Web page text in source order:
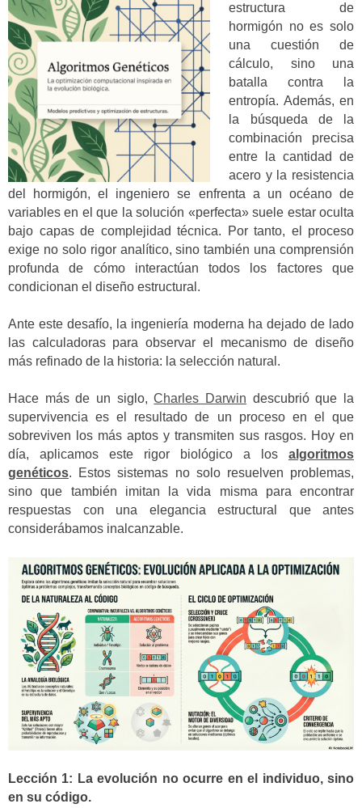
estructura de
hormigón no es solo
una cuestión de
cálculo, sino una
batalla contra la
entropía. Además, en
la búsqueda de la
combinación precisa
entre la cantidad de
acero y la resistencia
del hormigón, el ingeniero se enfrenta a un océano de
variables en el que la solución «perfecta» suele estar oculta
bajo capas de complejidad técnica. Por tanto, el proceso
exige no solo rigor analítico, sino también una comprensión
profunda de cómo interactúan todos los factores que
condicionan el diseño estructural.
Ante este desafío, la ingeniería moderna ha dejado de lado
las calculadoras para observar el mecanismo de diseño
más refinado de la historia: la selección natural.
Hace más de un siglo,Charles Darwin descubrió que la
supervivencia es el resultado de un proceso en el que
sobreviven los más aptos y transmiten sus rasgos. Hoy en
día, aplicamos este rigor biológico a los algoritmos
genéticos. Estos sistemas no solo resuelven problemas,
sino que también imitan la vida misma para encontrar
respuestas con una elegancia estructural que antes
considerábamos inalcanzable.
Lección 1: La evolución no ocurre en el individuo, sino
en su código.